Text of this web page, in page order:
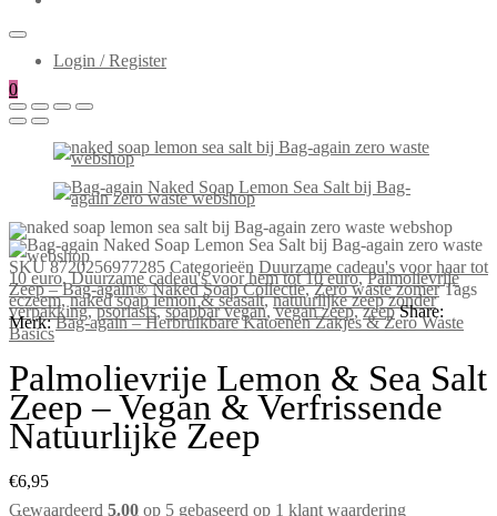
Login / Register
0
SKU8720256977285 Categorieën Duurzame cadeau's voor haar tot
10 euro,Duurzame cadeau's voor hem tot 10 euro,Palmolievrije
Zeep – Bag-again® Naked Soap Collectie,Zero waste zomer Tags
eczeem,naked soap lemon & seasalt,natuurlijke zeep zonder
verpakking,psoriasis,soapbar vegan,vegan zeep,zeep Share:
Merk:Bag-again – Herbruikbare Katoenen Zakjes & Zero Waste
Basics
Palmolievrije Lemon & Sea Salt
Zeep – Vegan & Verfrissende
Natuurlijke Zeep
€6,95
Gewaardeerd 5.00 op 5 gebaseerd op 1 klant waardering